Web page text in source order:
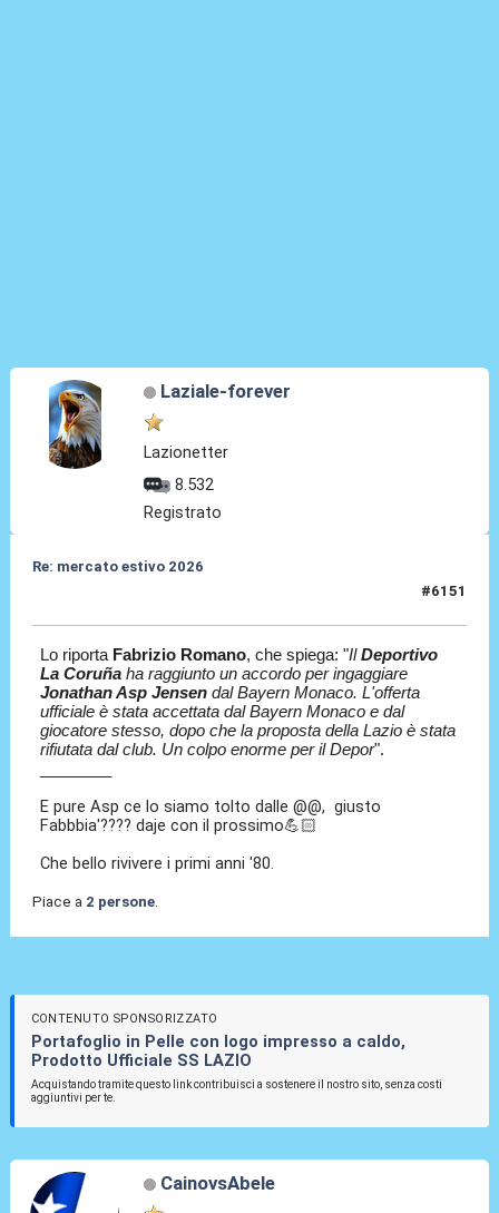
Laziale-forever
Lazionetter
8.532
Registrato
Re: mercato estivo 2026
#6151
Lo riporta Fabrizio Romano, che spiega: "IlDeportivo
La Coruña ha raggiunto un accordo per ingaggiare
Jonathan Asp Jensen dal Bayern Monaco. L'offerta
ufficiale è stata accettata dal Bayern Monaco e dal
giocatore stesso, dopo che la proposta della Lazio è stata
rifiutata dal club. Un colpo enorme per il Depor".
E pure Asp ce lo siamo tolto dalle @@, giusto
Fabbbia'???? daje con il prossimo💪🏻
Che bello rivivere i primi anni '80.
Piace a 2 persone.
CONTENUTO SPONSORIZZATO
Portafoglio in Pelle con logo impresso a caldo,
Prodotto Ufficiale SS LAZIO
Acquistando tramite questo link contribuisci a sostenere il nostro sito, senza costi
aggiuntivi per te.
CainovsAbele